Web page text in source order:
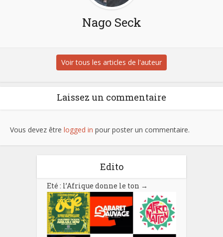
Nago Seck
Voir tous les articles de l'auteur
Laissez un commentaire
Vous devez être logged in pour poster un commentaire.
Edito
Eté : l’Afrique donne le ton →